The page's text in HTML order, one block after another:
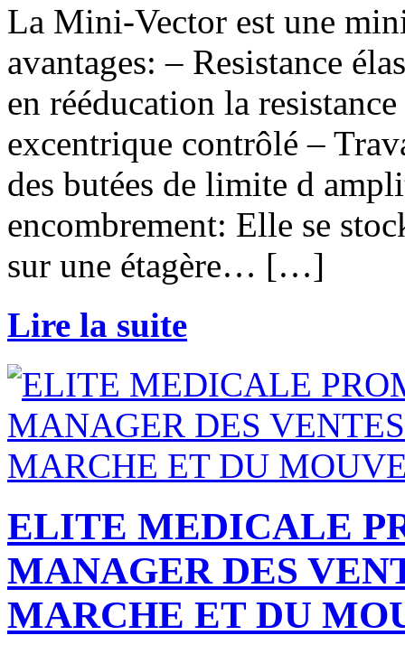
La Mini-Vector est une
avantages: – Resistance
en rééducation la
excentrique contrôlé –
des butées de limite d
encombrement: Elle se
sur une étagère… […]
Lire la suite
ELITE MEDICALE
MANAGER DES
MARCHE ET DU